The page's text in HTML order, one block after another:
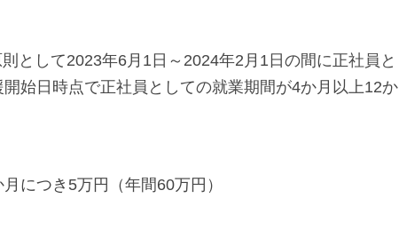
として2023年6月1日～2024年2月1日の間に正社員と
始日時点で正社員としての就業期間が4か月以上12か
につき5万円（年間60万円）